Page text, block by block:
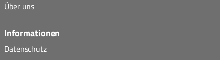
Über uns
Informationen
Datenschutz